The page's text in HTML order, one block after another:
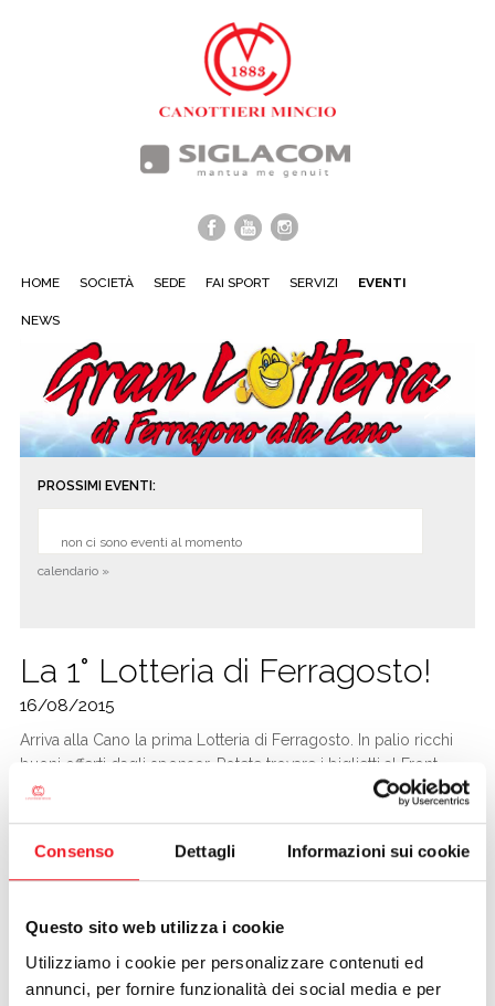
Consenso Dettagli Informazioni sui cookie
Questo sito web utilizza i cookie
Utilizziamo i cookie per personalizzare contenuti ed
annunci, per fornire funzionalità dei social media e per
HOME SOCIETÀ SEDE FAI SPORT SERVIZI EVENTI
NEWS
‹ ›
PROSSIMI EVENTI:
non ci sono eventi al momento
calendario »
La 1° Lotteria di Ferragosto!
16/08/2015
Arriva alla Cano la prima Lotteria di Ferragosto. In palio ricchi
buoni offerti dagli sponsor. Potete trovare i biglietti al Front
Office, al bar ed al chiosco, oltre che dai piccoli aiutanti in giro
per la sede (ovviamente saranno questi i biglietti più fortunati).
BIGLIETTI VINCENTI:
biglietto n.355;
- 2° Premio - offerto da Squassoni Salumificio per un valore di
150 € - biglietto n.213;